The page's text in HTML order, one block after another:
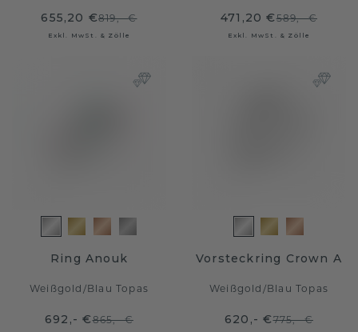
655,20 €819,- €
Exkl. MwSt. & Zölle
471,20 €589,- €
Exkl. MwSt. & Zölle
Ring Anouk
Weißgold /Blau Topas
692,- €865,- €
Vorsteckring Crown A
Weißgold /Blau Topas
620,- €775,- €